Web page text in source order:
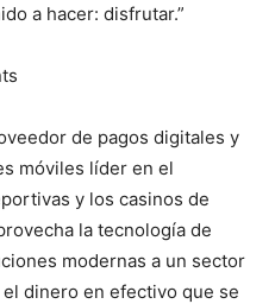
a hacer: disfrutar.”
de pagos digitales y
móviles líder en el
y los casinos de
la tecnología de
modernas a un sector
dinero en efectivo que se